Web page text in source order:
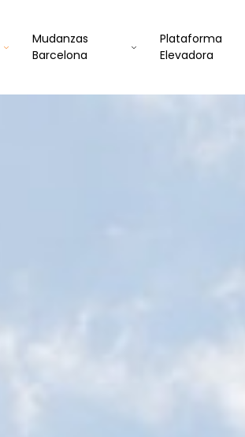
Mudanzas
Barcelona
Plataforma
Elevadora